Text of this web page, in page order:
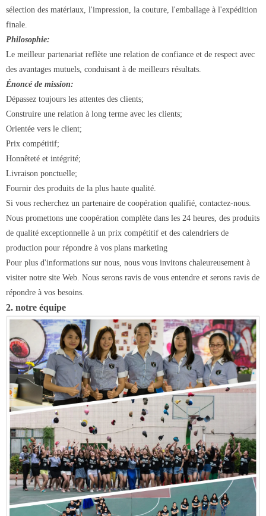
sélection des matériaux, l'impression, la couture, l'emballage à l'expédition
finale.
Philosophie:
Le meilleur partenariat reflète une relation de confiance et de respect avec
des avantages mutuels, conduisant à de meilleurs résultats.
Énoncé de mission:
Dépassez toujours les attentes des clients;
Construire une relation à long terme avec les clients;
Orientée vers le client;
Prix ​​compétitif;
Honnêteté et intégrité;
Livraison ponctuelle;
Fournir des produits de la plus haute qualité.
Si vous recherchez un partenaire de coopération qualifié, contactez-nous.
Nous promettons une coopération complète dans les 24 heures, des produits
de qualité exceptionnelle à un prix compétitif et des calendriers de
production pour répondre à vos plans marketing
Pour plus d'informations sur nous, nous vous invitons chaleureusement à
visiter notre site Web. Nous serons ravis de vous entendre et serons ravis de
répondre à vos besoins.
2. notre équipe